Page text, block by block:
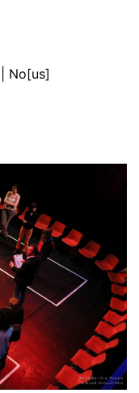
| No[us]